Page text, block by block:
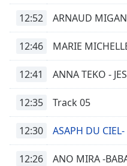
12:52 ARNAUD
12:46 MARIE
12:41 ANNA TEKO -
12:35 Track 05
12:30 ASAPH DU CIEL-
12:26 ANO MIRA -